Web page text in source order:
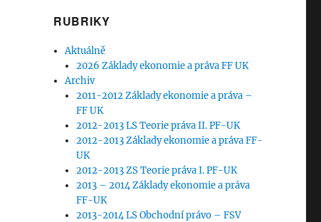
RUBRIKY
Aktuálně
2026 Základy ekonomie a práva FF UK
Archiv
2011-2012 Základy ekonomie a práva –
FF UK
2012-2013 LS Teorie práva II. PF-UK
2012-2013 Základy ekonomie a práva FF-
UK
2012-2013 ZS Teorie práva I. PF-UK
2013 – 2014 Základy ekonomie a práva
FF-UK
2013-2014 LS Obchodní právo – FSV